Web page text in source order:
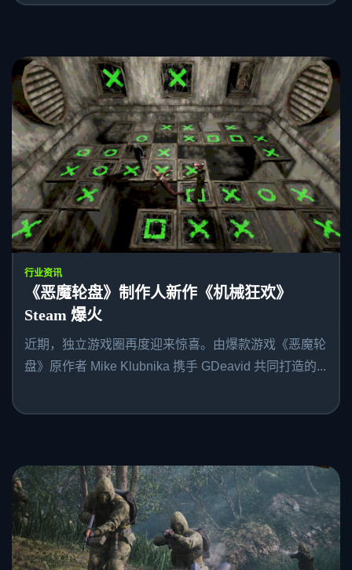
行业资讯
《恶魔轮盘》制作人新作《机械狂欢》
Steam 爆火
近期，独立游戏圈再度迎来惊喜。由爆款游戏《恶魔轮
盘》原作者 Mike Klubnika 携手 GDeavid 共同打造的...